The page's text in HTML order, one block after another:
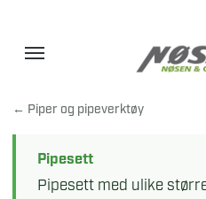
← Piper og pipeverktøy
Pipesett
Pipesett med ulike